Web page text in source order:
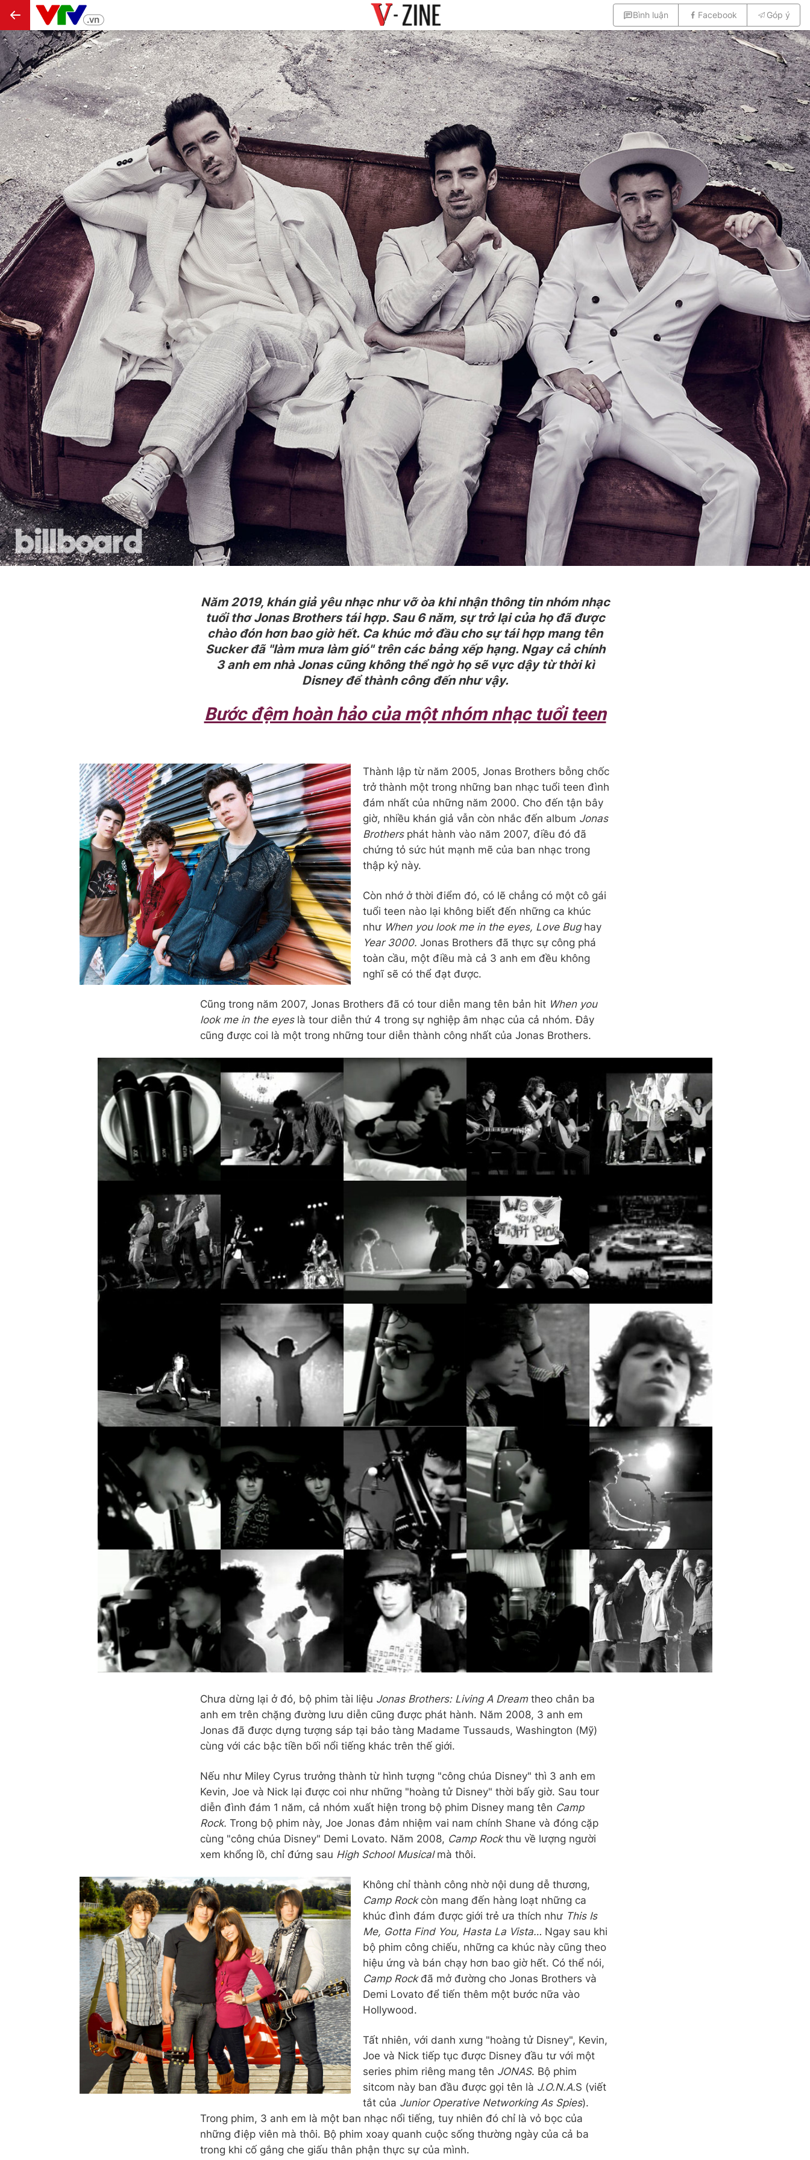
Bình luận Facebook Góp ý
Năm 2019, khán giả yêu nhạc như vỡ òa khi nhận thông tin nhóm nhạc
tuổi thơ Jonas Brothers tái hợp. Sau 6 năm, sự trở lại của họ đã được
chào đón hơn bao giờ hết. Ca khúc mở đầu cho sự tái hợp mang tên
Sucker đã "làm mưa làm gió" trên các bảng xếp hạng. Ngay cả chính
3 anh em nhà Jonas cũng không thể ngờ họ sẽ vực dậy từ thời kì
Disney để thành công đến như vậy.
Bước đệm hoàn hảo của một nhóm nhạc tuổi teen
Thành lập từ năm 2005, Jonas Brothers bỗng chốc
trở thành một trong những ban nhạc tuổi teen đình
đám nhất của những năm 2000. Cho đến tận bây
giờ, nhiều khán giả vẫn còn nhắc đến album Jonas
Brothersphát hành vào năm 2007, điều đó đã
chứng tỏ sức hút mạnh mẽ của ban nhạc trong
thập kỷ này.
Còn nhớ ở thời điểm đó, có lẽ chẳng có một cô gái
tuổi teen nào lại không biết đến những ca khúc
như When you look me in the eyes, Love Bughay
Year 3000. Jonas Brothers đã thực sự công phá
toàn cầu, một điều mà cả 3 anh em đều không
nghĩ sẽ có thể đạt được.
Cũng trong năm 2007, Jonas Brothers đã có tour diễn mang tên bản hit When you
look me in the eyes là tour diễn thứ 4 trong sự nghiệp âm nhạc của cả nhóm. Đây
cũng được coi là một trong những tour diễn thành công nhất của Jonas Brothers.
Chưa dừng lại ở đó, bộ phim tài liệu Jonas Brothers: Living A Dreamtheo chân ba
anh em trên chặng đường lưu diễn cũng được phát hành. Năm 2008, 3 anh em
Jonas đã được dựng tượng sáp tại bảo tàng Madame Tussauds, Washington (Mỹ)
cùng với các bậc tiền bối nổi tiếng khác trên thế giới.
Nếu như Miley Cyrus trưởng thành từ hình tượng "công chúa Disney" thì 3 anh em
Kevin, Joe và Nick lại được coi như những "hoàng tử Disney" thời bấy giờ. Sau tour
diễn đình đám 1 năm, cả nhóm xuất hiện trong bộ phim Disney mang tên Camp
Rock. Trong bộ phim này, Joe Jonas đảm nhiệm vai nam chính Shane và đóng cặp
cùng "công chúa Disney" Demi Lovato. Năm 2008, Camp Rockthu về lượng người
xem khổng lồ, chỉ đứng sau High School Musical mà thôi.
Không chỉ thành công nhờ nội dung dễ thương,
Camp Rockcòn mang đến hàng loạt những ca
khúc đình đám được giới trẻ ưa thích như This Is
Me, Gotta Find You, Hasta La Vista… Ngay sau khi
bộ phim công chiếu, những ca khúc này cũng theo
hiệu ứng và bán chạy hơn bao giờ hết. Có thể nói,
Camp Rock đã mở đường cho Jonas Brothers và
Demi Lovato để tiến thêm một bước nữa vào
Hollywood.
Tất nhiên, với danh xưng "hoàng tử Disney", Kevin,
Joe và Nick tiếp tục được Disney đầu tư với một
series phim riêng mang tên JONAS. Bộ phim
sitcom này ban đầu được gọi tên là J.O.N.A.S (viết
tắt của Junior Operative Networking As Spies).
Trong phim, 3 anh em là một ban nhạc nổi tiếng, tuy nhiên đó chỉ là vỏ bọc của
những điệp viên mà thôi. Bộ phim xoay quanh cuộc sống thường ngày của cả ba
trong khi cố gắng che giấu thân phận thực sự của mình.